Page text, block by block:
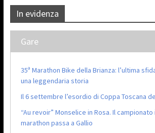
In evidenza
Gare
35ª Marathon Bike della Brianza: l’ultima
una leggendaria storia
Il 6 settembre l’esordio di Coppa Toscana
“Au revoir” Monselice in Rosa. Il
marathon passa a Gallio